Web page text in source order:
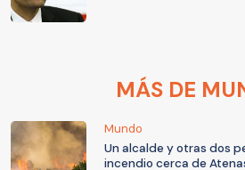
MÁS DE
Mundo
Un alcalde y otras dos
incendio cerca de